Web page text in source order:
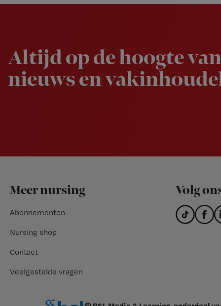
Altijd op de hoogte
nieuws en
Footer
Meer nursing
Abonnementen
Nursing shop
Contact
Veelgestelde vragen
Volg